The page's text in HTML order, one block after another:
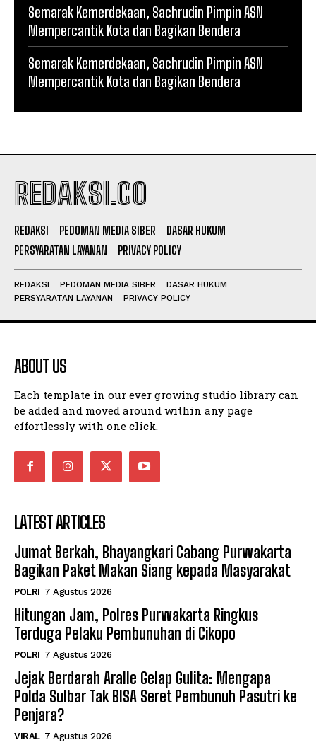
Semarak Kemerdekaan, Sachrudin Pimpin ASN
Mempercantik Kota dan Bagikan Bendera
Semarak Kemerdekaan, Sachrudin Pimpin ASN
Mempercantik Kota dan Bagikan Bendera
REDAKSI.CO
REDAKSI PEDOMAN MEDIA SIBER
DASAR HUKUM
PERSYARATAN LAYANAN
PRIVACY POLICY
REDAKSI PEDOMAN MEDIA SIBER
DASAR HUKUM
PERSYARATAN LAYANAN
PRIVACY POLICY
ABOUT US
Each template in our ever growing studio library can
be added and moved around within any page
effortlessly with one click.
LATEST ARTICLES
Jumat Berkah, Bhayangkari Cabang Purwakarta
Bagikan Paket Makan Siang kepada Masyarakat
POLRI 7 Agustus 2026
Hitungan Jam, Polres Purwakarta Ringkus
Terduga Pelaku Pembunuhan di Cikopo
POLRI 7 Agustus 2026
Jejak Berdarah Aralle Gelap Gulita: Mengapa
Polda Sulbar Tak BISA Seret Pembunuh Pasutri ke
Penjara?
VIRAL 7 Agustus 2026